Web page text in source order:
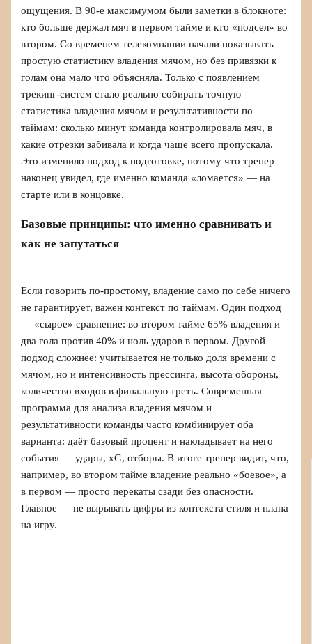
ощущения. В 90‑е максимумом были заметки в блокноте:
кто больше держал мяч в первом тайме и кто «подсел» во
втором. Со временем телекомпании начали показывать
простую статистику владения мячом, но без привязки к
голам она мало что объясняла. Только с появлением
трекинг-систем стало реально собирать точную
статистика владения мячом и результативности по
таймам: сколько минут команда контролировала мяч, в
какие отрезки забивала и когда чаще всего пропускала.
Это изменило подход к подготовке, потому что тренер
наконец увидел, где именно команда «ломается» — на
старте или в концовке.
Базовые принципы: что именно сравнивать и
как не запутаться
Если говорить по‑простому, владение само по себе ничего
не гарантирует, важен контекст по таймам. Один подход
— «сырое» сравнение: во втором тайме 65% владения и
два гола против 40% и ноль ударов в первом. Другой
подход сложнее: учитывается не только доля времени с
мячом, но и интенсивность прессинга, высота обороны,
количество входов в финальную треть. Современная
программа для анализа владения мячом и
результативности команды часто комбинирует оба
варианта: даёт базовый процент и накладывает на него
события — удары, xG, отборы. В итоге тренер видит, что,
например, во втором тайме владение реально «боевое», а
в первом — просто перекаты сзади без опасности.
Главное — не вырывать цифры из контекста стиля и плана
на игру.